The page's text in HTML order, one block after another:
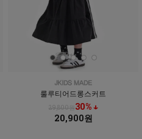
룰루티어드롱스커트
29,800원30% ↓
20,900원